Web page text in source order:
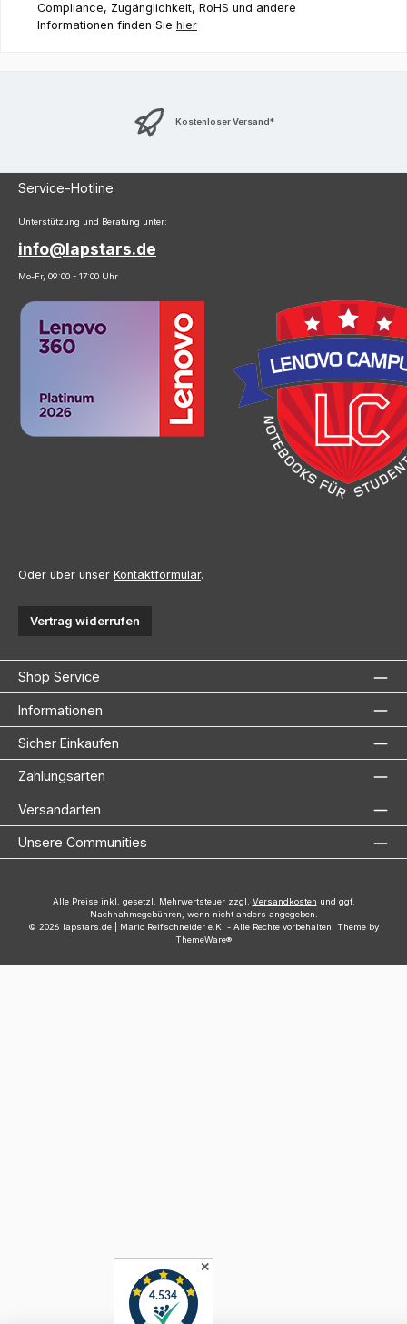
Compliance, Zugänglichkeit, RoHS und andere
Informationen finden Sie hier
Kostenloser Versand*
Service-Hotline
Unterstützung und Beratung unter:
info@lapstars.de
Mo-Fr, 09:00 - 17:00 Uhr
Oder über unser Kontaktformular.
Vertrag widerrufen
Shop Service
Informationen
Sicher Einkaufen
Zahlungsarten
Versandarten
Unsere Communities
Alle Preise inkl. gesetzl. Mehrwertsteuer zzgl. Versandkosten und ggf.
Nachnahmegebühren, wenn nicht anders angegeben.
© 2026 lapstars.de | Mario Reifschneider e.K. - Alle Rechte vorbehalten. Theme by
ThemeWare®
✕